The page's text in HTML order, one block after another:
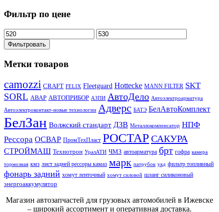
Фильтр по цене
Фильтровать
Метки товаров
camozzi CRAFT FELIX Fleetguard Hottecke MANN FILTER SKT
SORL АВАР АВТОПРИБОР АЗПИ АвтоДело Автоэлектроарматура
Автоэлектроконтакт-новые технологии Адверс БАТЭ БелАвтоКомплект
БелЗан Волжский стандарт ДЗВ Металлокомпенсатор НПФ
Рессора ОСВАР ПромТехПласт РОСТАР САКУРА
СТРОЙМАШ Технотрон УралАТИ ЧМЗ автоарматура брт гофра камера
тормозная кмз лист задней рессоры камаз марк патрубок укд фильтр топливный
фонарь задний хомут ленточный хомут силовой шланг силиконовый
энергоаккумулятор
Магазин автозапчастей для грузовых автомобилей в Ижевске
– широкий ассортимент и оперативная доставка.